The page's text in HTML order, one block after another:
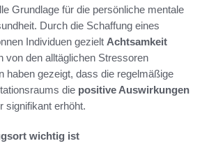
Grundlage für die persönliche mentale
Durch die Schaffung eines
Individuen gezielt Achtsamkeit
von den alltäglichen Stressoren
haben gezeigt, dass die regelmäßige
die positive Auswirkungen
signifikant erhöht.
wichtig ist